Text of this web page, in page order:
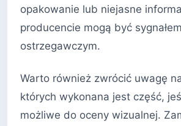
opakowanie lub niejasne
producencie mogą być sygnałem
ostrzegawczym.
Warto również zwrócić uwagę
których wykonana jest część,
możliwe do oceny wizualnej.